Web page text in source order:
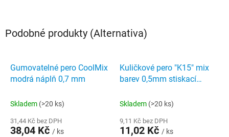
Podobné produkty (Alternativa)
Gumovatelné pero CoolMix
modrá náplň 0,7 mm
Skladem (>20 ks)
31,44 Kč bez DPH
38,04 Kč / ks
Kuličkové pero "K15" mix
barev 0,5mm stiskací
SCHNEIDER
Skladem (>20 ks)
9,11 Kč bez DPH
11,02 Kč / ks